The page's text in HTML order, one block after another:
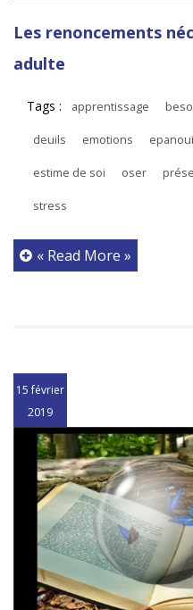
Les renoncements
adulte
Tags : apprentissage
deuils emotions
estime de soi oser
stress
« Read More »
15 février
2019